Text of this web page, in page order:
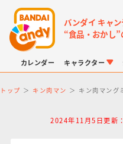
バンダイ キャ
“食品・おかし
カレンダー キャラクター
トップ キン肉マン キン肉マン
2024年11月5日更新